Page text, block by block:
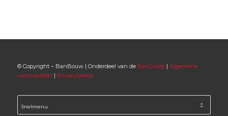
© Copyright – BanBouw | Onderdeel van de BanGroep| Algemene
voorwaarden | Privacybeleid